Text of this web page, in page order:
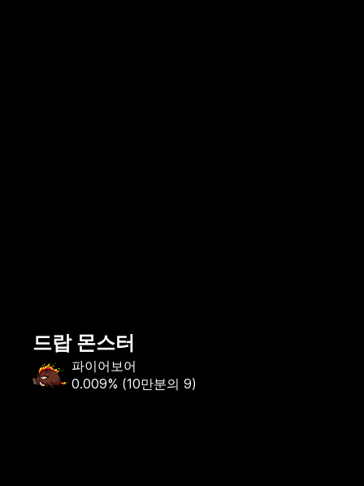
드랍 몬스터
파이어보어
0.009% (10만분의 9)